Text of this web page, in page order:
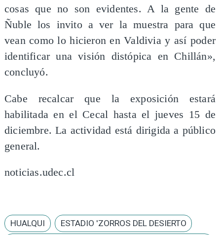
cosas que no son evidentes. A la gente de
Ñuble los invito a ver la muestra para que
vean como lo hicieron en Valdivia y así poder
identificar una visión distópica en Chillán»,
concluyó.
Cabe recalcar que la exposición estará
habilitada en el Cecal hasta el jueves 15 de
diciembre. La actividad está dirigida a público
general.
noticias.udec.cl
HUALQUI
ESTADIO 'ZORROS DEL DESIERTO